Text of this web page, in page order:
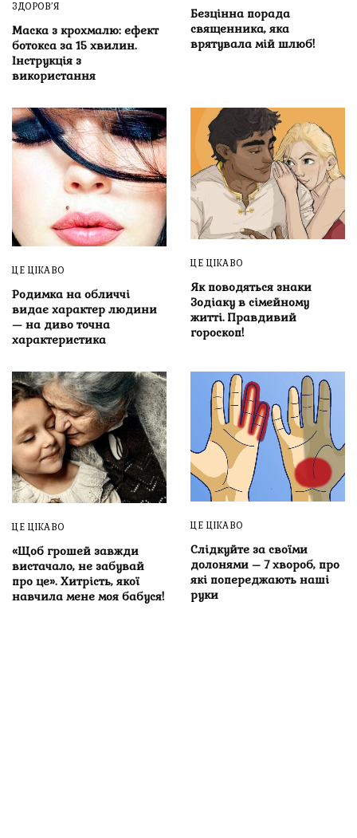
ЗДОРОВ’Я
Маска з крохмалю: ефект
ботокса за 15 хвилин.
Інструкція з
використання
Безцінна порада
священника, яка
врятувала мій шлюб!
ЦЕ ЦІКАВО
Родимка на обличчі
видає характер людини
— на диво точна
характеристика
ЦЕ ЦІКАВО
Як поводяться знаки
Зодіаку в сімейному
житті. Правдивий
гороскоп!
ЦЕ ЦІКАВО
«Щоб грошей завжди
вистачало, не забувай
про це». Хитрість, якої
навчила мене моя бабуся!
ЦЕ ЦІКАВО
Слідкуйте за своїми
долонями – 7 хвороб, про
які попереджають наші
руки